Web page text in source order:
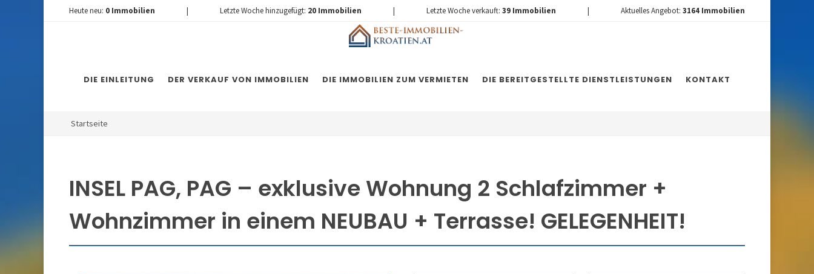
Heute neu: 0 Immobilien | Letzte Woche hinzugefügt: 20 Immobilien | Letzte Woche verkauft: 39 Immobilien | Aktuelles Angebot: 3164 Immobilien
DIE EINLEITUNG DER VERKAUF VON IMMOBILIEN DIE IMMOBILIEN ZUM VERMIETEN DIE BEREITGESTELLTE DIENSTLEISTUNGEN KONTAKT
Startseite
INSEL PAG, PAG – exklusive Wohnung 2 Schlafzimmer +
Wohnzimmer in einem NEUBAU + Terrasse! GELEGENHEIT!